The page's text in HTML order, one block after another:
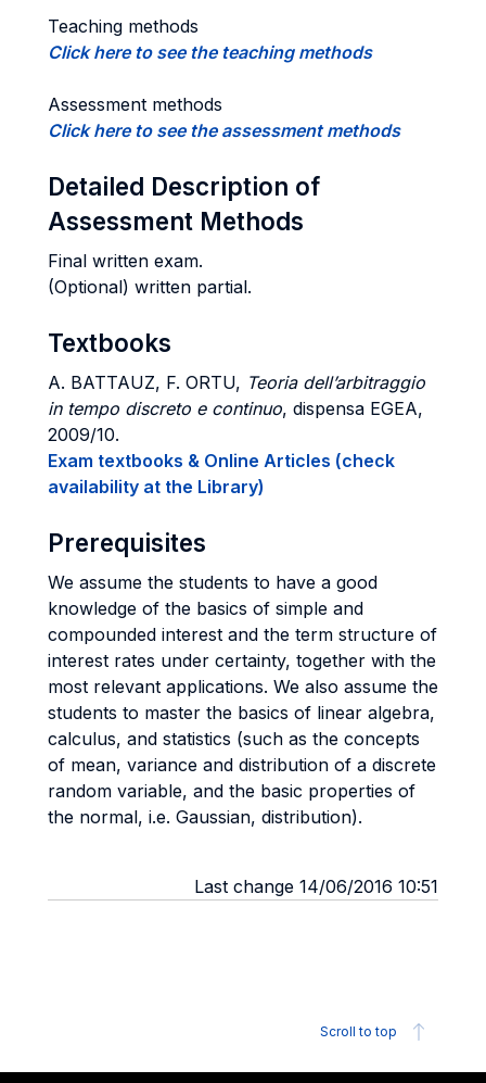
Teaching methods
Click here to see the teaching methods
Assessment methods
Click here to see the assessment methods
Detailed Description of
Assessment Methods
Final written exam.
(Optional) written partial.
Textbooks
A. BATTAUZ, F. ORTU, Teoria dell’arbitraggio
in tempo discreto e continuo, dispensa EGEA,
2009/10.
Exam textbooks & Online Articles (check
availability at the Library)
Prerequisites
We assume the students to have a good
knowledge of the basics of simple and
compounded interest and the term structure of
interest rates under certainty, together with the
most relevant applications. We also assume the
students to master the basics of linear algebra,
calculus, and statistics (such as the concepts
of mean, variance and distribution of a discrete
random variable, and the basic properties of
the normal, i.e. Gaussian, distribution).
Last change 14/06/2016 10:51
Scroll to top